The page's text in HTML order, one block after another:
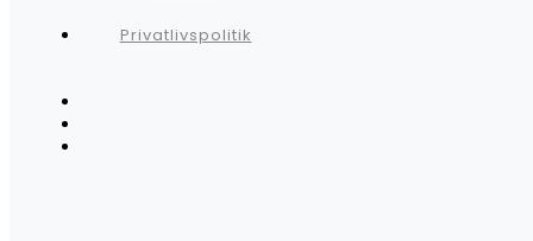
Privatlivspolitik